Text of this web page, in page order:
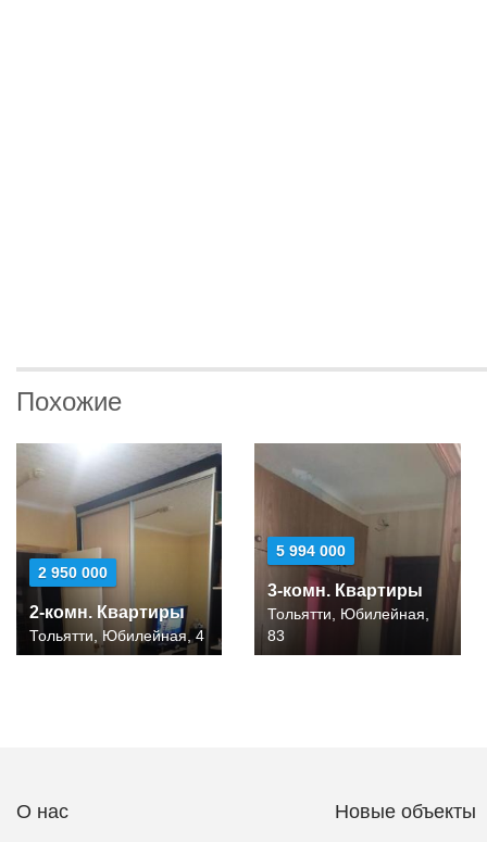
Похожие
2 950 000
2-комн. Квартиры
Тольятти, Юбилейная, 4
5 994 000
3-комн. Квартиры
Тольятти, Юбилейная,
83
О нас Новые объекты